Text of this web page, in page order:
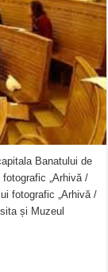
Banatului de
„Arhivă /
fotografic „Arhivă /
și Muzeul